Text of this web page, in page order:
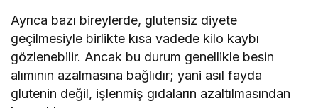
Ayrıca bazı bireylerde, glutensiz diyete
geçilmesiyle birlikte kısa vadede kilo kaybı
gözlenebilir. Ancak bu durum genellikle besin
alımının azalmasına bağlıdır; yani asıl fayda
glutenin değil, işlenmiş gıdaların azaltılmasından